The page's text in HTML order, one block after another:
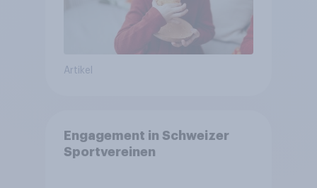
Artikel
Engagement in Schweizer
Sportvereinen